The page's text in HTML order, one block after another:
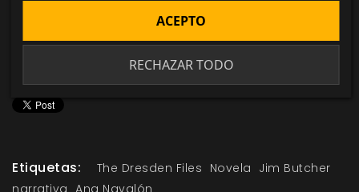
Etiquetas: The Dresden Files Novela Jim Butcher
narrativa Ana Navalón
RECHAZAR TODO
ACEPTO